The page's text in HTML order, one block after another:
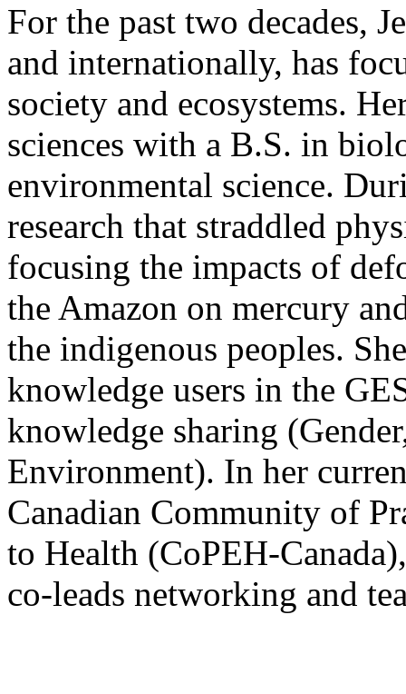
For the past two decades,
and internationally, has
society and ecosystems.
sciences with a B.S. in
environmental science.
research that straddled
focusing the impacts of
the Amazon on mercury
the indigenous peoples.
knowledge users in the
knowledge sharing
Environment). In her
Canadian Community of
to Health (CoPEH-
co-leads networking and